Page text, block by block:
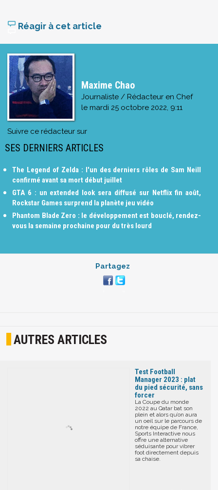
Réagir à cet article
Maxime Chao
Journaliste / Rédacteur en Chef
le mardi 25 octobre 2022, 9:11
Suivre ce rédacteur sur
SES DERNIERS ARTICLES
The Legend of Zelda : l'un des derniers rôles de Sam Neill
confirmé avant sa mort début juillet
GTA 6 : un extended look sera diffusé sur Netflix fin août,
Rockstar Games surprend la planète jeu vidéo
Phantom Blade Zero : le développement est bouclé, rendez-
vous la semaine prochaine pour du très lourd
Partagez
AUTRES ARTICLES
Test Football
Manager 2023 : plat
du pied sécurité, sans
forcer
La Coupe du monde
2022 au Qatar bat son
plein et alors qu’on aura
un oeil sur le parcours de
notre équipe de France,
Sports Interactive nous
offre une alternative
séduisante pour vibrer
foot directement depuis
sa chaise.